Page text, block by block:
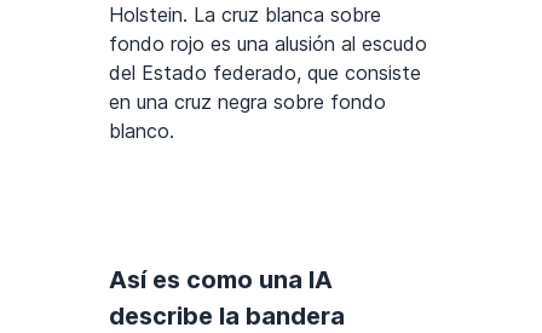
Holstein. La cruz blanca sobre
fondo rojo es una alusión al escudo
del Estado federado, que consiste
en una cruz negra sobre fondo
blanco.
Así es como una IA
describe la bandera